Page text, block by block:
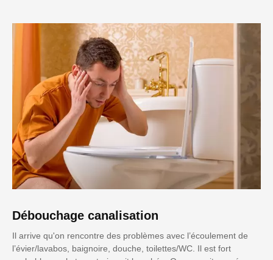
Débouchage canalisation
Il arrive qu'on rencontre des problèmes avec l’écoulement de
l’évier/lavabos, baignoire, douche, toilettes/WC. Il est fort